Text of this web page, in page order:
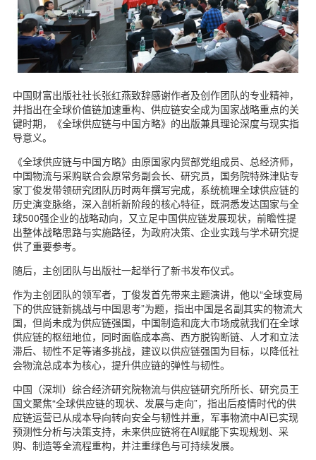
中国财富出版社社长张红燕致辞感谢作者及创作团队的专业精神，
并指出在全球价值链加速重构、供应链安全成为国家战略重点的关
键时期，《全球供应链与中国方略》的出版兼具理论深度与现实指
导意义。
《全球供应链与中国方略》由原国家内贸部党组成员、总经济师，
中国物流与采购联合会原常务副会长、研究员，国务院特殊津贴专
家丁俊发带领研究团队历时两年撰写完成，系统梳理全球供应链的
历史演变脉络，深入剖析新阶段的核心特征，既洞悉发达国家与全
球500强企业的战略动向，又立足中国供应链发展现状，前瞻性提
出整体战略思路与实施路径，为政府决策、企业实践与学术研究提
供了重要参考。
随后，主创团队与出版社一起举行了新书发布仪式。
作为主创团队的领军者，丁俊发首先带来主题演讲，他以“全球变局
下的供应链新挑战与中国思考”为题，指出中国是名副其实的物流大
国，但尚未成为供应链强国，中国制造和庞大市场成就我们在全球
供应链的枢纽地位，同时面临成本高、西方脱钩断链、人才和立法
滞后、韧性不足等诸多挑战，建议以供应链强国为目标，以降低社
会物流总成本为核心，提升供应链的弹性与韧性。
中国（深圳）综合经济研究院物流与供应链研究所所长、研究员王
国文聚焦“全球供应链的现状、发展与走向”，指出后疫情时代的供
应链运营已从成本导向转向安全与韧性并重，军事物流中AI已实现
预测性分析与决策支持，未来供应链将在AI赋能下实现规划、采
购、制造等全流程重构，并注重绿色与可持续发展。